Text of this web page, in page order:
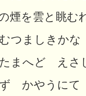
煙を雲と眺む
つましきかな
まへど えさ
ず かやうに